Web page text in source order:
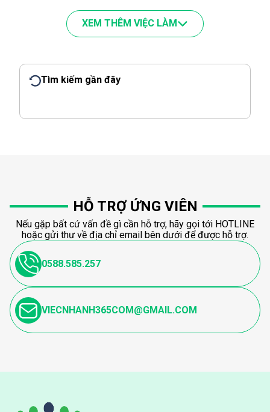
XEM THÊM VIỆC LÀM
Tìm kiếm gần đây
HỖ TRỢ ỨNG VIÊN
Nếu gặp bất cứ vấn đề gì cần hỗ trợ, hãy gọi tới HOTLINE
hoặc gửi thư về địa chỉ email bên dưới để được hỗ trợ.
0588.585.257
VIECNHANH365COM@GMAIL.COM